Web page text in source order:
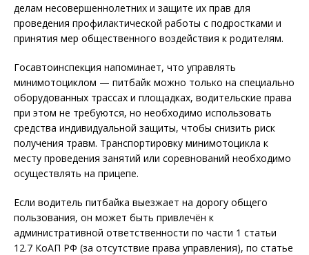
делам несовершеннолетних и защите их прав для
проведения профилактической работы с подростками и
принятия мер общественного воздействия к родителям.
Госавтоинспекция напоминает, что управлять
минимотоциклом — питбайк можно только на специально
оборудованных трассах и площадках, водительские права
при этом не требуются, но необходимо использовать
средства индивидуальной защиты, чтобы снизить риск
получения травм. Транспортировку минимотоцикла к
месту проведения занятий или соревнований необходимо
осуществлять на прицепе.
Если водитель питбайка выезжает на дорогу общего
пользования, он может быть привлечён к
административной ответственности по части 1 статьи
12.7 КоАП РФ (за отсутствие права управления), по статье